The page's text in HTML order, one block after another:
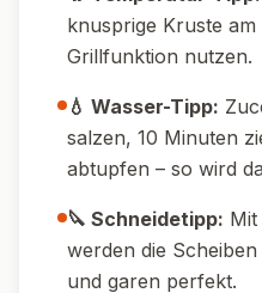
🥗 Vegane Variante:
Milch durch
🧀 Extra würzig:
Parmesan oder
🥔 Nur Kartoffeln:
und bereite ein